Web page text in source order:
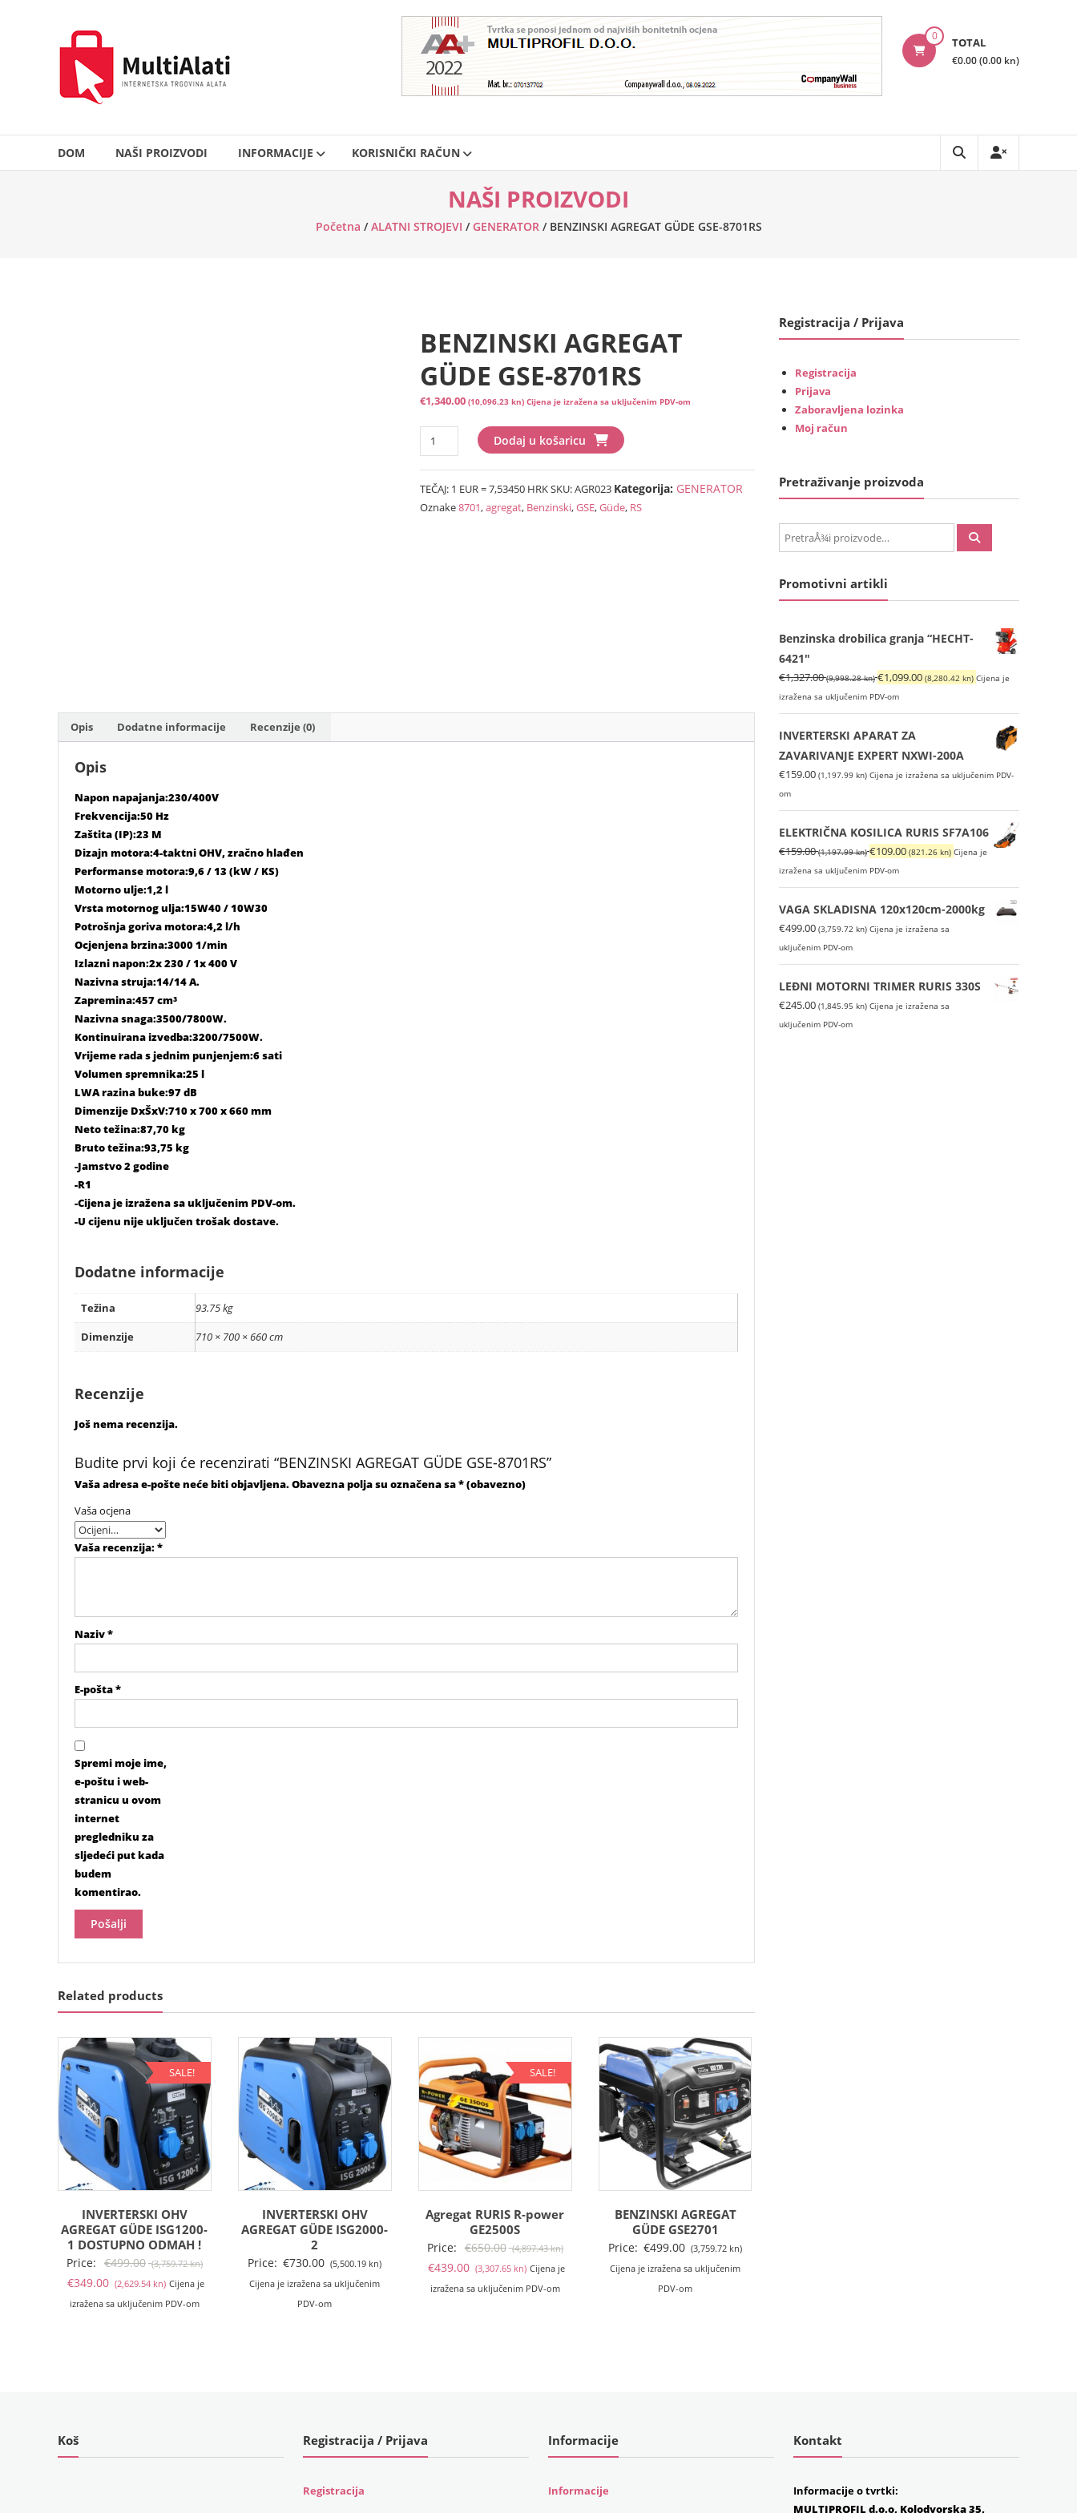
MultiAlati
Internetska
trgovina
alata
0 TOTAL
€0.00 (0.00 kn)
DOM NAŠI PROIZVODI INFORMACIJE KORISNIČKI RAČUN
NAŠI PROIZVODI
Početna /ALATNI STROJEVI / GENERATOR/ BENZINSKI AGREGAT GÜDE GSE-8701RS
BENZINSKI AGREGAT
GÜDE GSE-8701RS
€1,340.00 (10,096.23 kn) Cijena je izražena sa uključenim PDV-om
BENZINSKI
AGREGAT
GÜDE
GSE-
8701RS
Dodaj u košaricu
TEČAJ: 1 EUR = 7,53450 HRKSKU:AGR023 Kategorija: GENERATOR
Oznake8701,agregat, Benzinski,GSE,Güde, RS
Opis Dodatne informacije Recenzije (0)
Opis
Napon napajanja:230/400V
Frekvencija:50 Hz
Zaštita (IP):23 M
Dizajn motora:4-taktni OHV, zračno hlađen
Performanse motora:9,6 / 13 (kW / KS)
Motorno ulje:1,2 l
Vrsta motornog ulja:15W40 / 10W30
Potrošnja goriva motora:4,2 l/h
Ocjenjena brzina:3000 1/min
Izlazni napon:2x 230 / 1x 400 V
Nazivna struja:14/14 A.
Zapremina:457 cm³
Nazivna snaga:3500/7800W.
Kontinuirana izvedba:3200/7500W.
Vrijeme rada s jednim punjenjem:6 sati
Volumen spremnika:25 l
LWA razina buke:97 dB
Dimenzije DxŠxV:710 x 700 x 660 mm
Neto težina:87,70 kg
Bruto težina:93,75 kg
-Jamstvo 2 godine
-R1
-Cijena je izražena sa uključenim PDV-om.
-U cijenu nije uključen trošak dostave.
Dodatne informacije
Težina
93.75 kg
Dimenzije
710 × 700 × 660 cm
Recenzije
Još nema recenzija.
Budite prvi koji će recenzirati “BENZINSKI AGREGAT GÜDE GSE-8701RS”
Vaša adresa e-pošte neće biti objavljena.Obavezna polja su označena sa* (obavezno)
Vaša ocjena
Vaša recenzija:*
Naziv*
E-pošta*
Spremi moje ime,
e-poštu i web-
stranicu u ovom
internet
pregledniku za
sljedeći put kada
budem
komentirao.
Related products
SALE!
INVERTERSKI OHV
AGREGAT GÜDE ISG1200-
1 DOSTUPNO ODMAH !
Price: €499.00 (3,759.72 kn)Izvorna
cijena
€349.00 (2,629.54 kn)Trenutna
cijena
Cijena je
izražena sa uključenim PDV-om
INVERTERSKI OHV
AGREGAT GÜDE ISG2000-
2
Price: €730.00 (5,500.19 kn)
Cijena je izražena sa uključenim
PDV-om
SALE!
Agregat RURIS R-power
GE2500S
Price: €650.00 (4,897.43 kn)Izvorna
cijena
€439.00 (3,307.65 kn)Trenutna
cijena
Cijena je
izražena sa uključenim PDV-om
BENZINSKI AGREGAT
GÜDE GSE2701
Price: €499.00 (3,759.72 kn)
Cijena je izražena sa uključenim
PDV-om
Registracija / Prijava
Registracija
Prijava
Zaboravljena lozinka
Moj račun
Pretraživanje proizvoda
PretraÅ¾i:
Promotivni artikli
Benzinska drobilica granja “HECHT-
6421"
€1,327.00 (9,998.28 kn)Izvorna
cijena
bila
je:
€1,327.00
€1,099.00 (8,280.42 kn) Trenutna
je:
€1,099.00
(8,280.42
Cijena je
izražena sa uključenim PDV-om
INVERTERSKI APARAT ZA
ZAVARIVANJE EXPERT NXWI-200A
€159.00 (1,197.99 kn) Cijena je izražena sa uključenim PDV-
om
ELEKTRIČNA KOSILICA RURIS SF7A106
€159.00 (1,197.99 kn)Izvorna
cijena
bila
je:
€159.00
kn).
€109.00 (821.26 kn) Trenutna
je:
€109.00
Cijena je
izražena sa uključenim PDV-om
VAGA SKLADISNA 120x120cm-2000kg
€499.00 (3,759.72 kn) Cijena je izražena sa
uključenim PDV-om
LEĐNI MOTORNI TRIMER RURIS 330S
€245.00 (1,845.95 kn) Cijena je izražena sa
uključenim PDV-om
Koš Registracija / Prijava
Registracija
Informacije
Informacije
Kontakt
Informacije o tvrtki:
MULTIPROFIL d.o.o, Kolodvorska 35,